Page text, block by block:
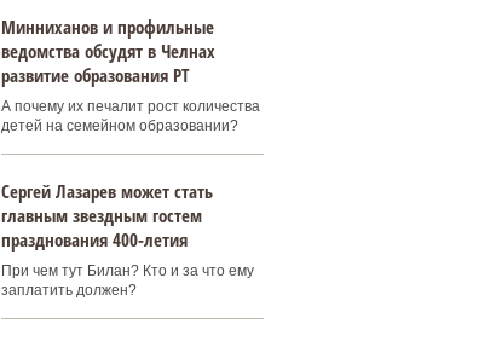
Минниханов и профильные
ведомства обсудят в Челнах
развитие образования РТ
А почему их печалит рост количества
детей на семейном образовании?
Сергей Лазарев может стать
главным звездным гостем
празднования 400‑летия
При чем тут Билан? Кто и за что ему
заплатить должен?